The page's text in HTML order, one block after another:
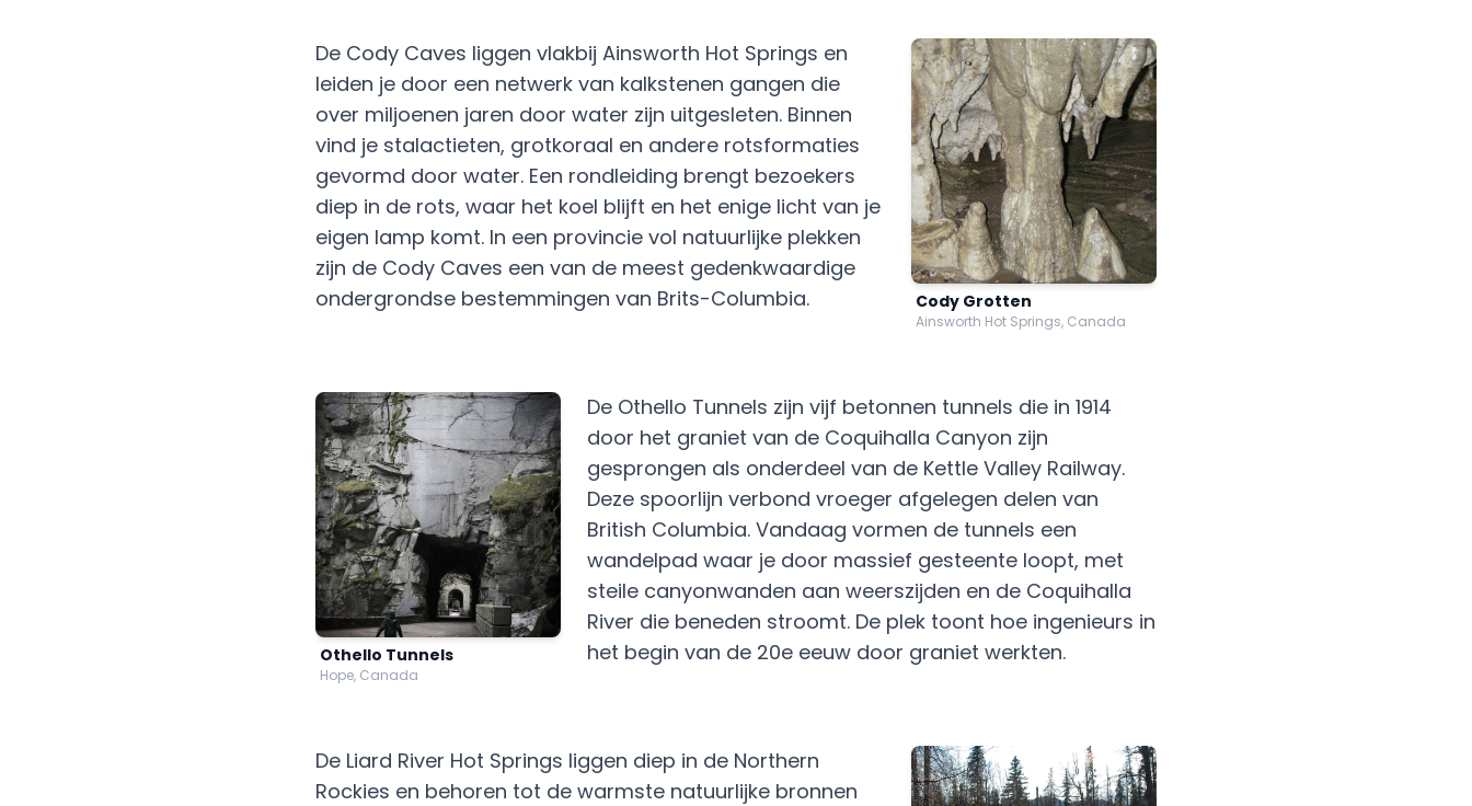
Cody Grotten
Ainsworth Hot Springs, Canada
De Cody Caves liggen vlakbij Ainsworth Hot Springs en
leiden je door een netwerk van kalkstenen gangen die
over miljoenen jaren door water zijn uitgesleten. Binnen
vind je stalactieten, grotkoraal en andere rotsformaties
gevormd door water. Een rondleiding brengt bezoekers
diep in de rots, waar het koel blijft en het enige licht van je
eigen lamp komt. In een provincie vol natuurlijke plekken
zijn de Cody Caves een van de meest gedenkwaardige
ondergrondse bestemmingen van Brits-Columbia.
Othello Tunnels
Hope, Canada
De Othello Tunnels zijn vijf betonnen tunnels die in 1914
door het graniet van de Coquihalla Canyon zijn
gesprongen als onderdeel van de Kettle Valley Railway.
Deze spoorlijn verbond vroeger afgelegen delen van
British Columbia. Vandaag vormen de tunnels een
wandelpad waar je door massief gesteente loopt, met
steile canyonwanden aan weerszijden en de Coquihalla
River die beneden stroomt. De plek toont hoe ingenieurs in
het begin van de 20e eeuw door graniet werkten.
De Liard River Hot Springs liggen diep in de Northern
Rockies en behoren tot de warmste natuurlijke bronnen